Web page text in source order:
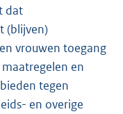
dat
(blijven)
vrouwen toegang
en
tegen
en overige